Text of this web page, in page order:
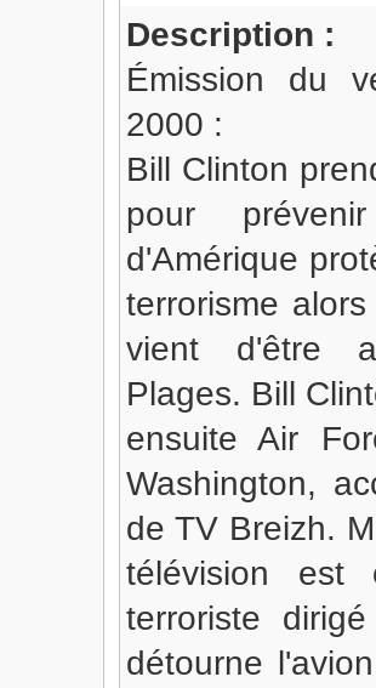
Description :
Émission du
2000 :
Bill Clinton
pour
d'Amérique
terrorisme
vient d'être
Plages. Bill
ensuite Air
Washington,
de TV Breizh.
télévision est
terroriste
détourne